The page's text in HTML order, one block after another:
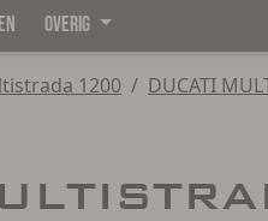
OVERIG
1200 /